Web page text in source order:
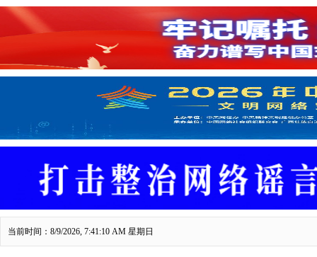
当前时间：8/9/2026, 7:41:11 AM 星期日